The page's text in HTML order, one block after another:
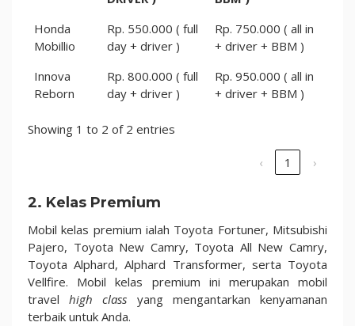
Honda
Mobillio
Rp. 550.000 ( full
day + driver )
Rp. 750.000 ( all in
+ driver + BBM )
Innova
Reborn
Rp. 800.000 ( full
day + driver )
Rp. 950.000 ( all in
+ driver + BBM )
Showing 1 to 2 of 2 entries
‹ 1 ›
2. Kelas Premium
Mobil kelas premium ialah Toyota Fortuner, Mitsubishi
Pajero, Toyota New Camry, Toyota All New Camry,
Toyota Alphard, Alphard Transformer, serta Toyota
Vellfire. Mobil kelas premium ini merupakan mobil
travelhigh class yang mengantarkan kenyamanan
terbaik untuk Anda.